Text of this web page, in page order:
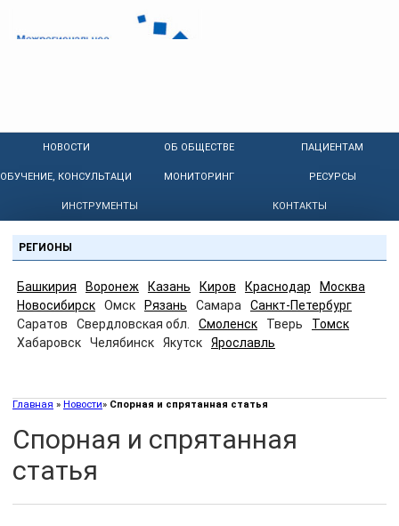
НОВОСТИ ОБ ОБЩЕСТВЕ ПАЦИЕНТАМ
ОБУЧЕНИЕ, КОНСУЛЬТАЦИИ МОНИТОРИНГ РЕСУРСЫ
ИНСТРУМЕНТЫ КОНТАКТЫ
РЕГИОНЫ
Башкирия Воронеж Казань Киров Краснодар
Москва
Новосибирск
Омск Рязань Самара
Санкт-Петербург
Саратов
Свердловская обл. Смоленск Тверь
Томск
Хабаровск
Челябинск Якутск Ярославль
Главная » Новости» Спорная и спрятанная статья
Спорная и спрятанная
статья